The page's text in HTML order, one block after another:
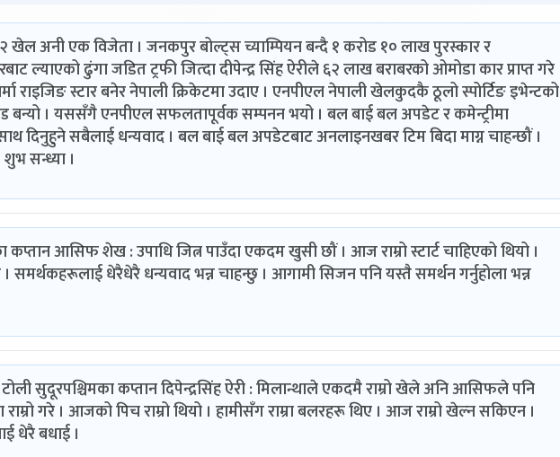
खेल अनी एक विजेता । जनकपुर बोल्ट्स च्याम्पियन बन्दै १ करोड १० लाख पुरस्कार र
ल्याएको ढुंगा जडित ट्रफी जित्दा दीपेन्द्र सिंह ऐरीले ६२ लाख बराबरको ओमोडा कार प्राप्त गरे
राइजिङ स्टार बनेर नेपाली क्रिकेटमा उदाए । एनपीएल नेपाली खेलकुदकै ठूलो स्पोर्टिङ इभेन्टको
बन्यो । यससँगै एनपीएल सफलतापूर्वक सम्पनन भयो । बल बाई बल अपडेट र कमेन्ट्रीमा
दिनुहुने सबैलाई धन्यवाद । बल बाई बल अपडेटबाट अनलाइनखबर टिम बिदा माग्न चाहन्छौं ।
सन्ध्या ।
आसिफ शेख : उपाधि जित्न पाउँदा एकदम खुसी छौं । आज राम्रो स्टार्ट चाहिएको थियो ।
समर्थकहरूलाई धेरैधेरै धन्यवाद भन्न चाहन्छु । आगाम‍ी सिजन पनि यस्तै समर्थन गर्नुहोला भन्न
सुदूरपश्चिमका कप्तान दिपेन्द्रसिंह ऐरी : मिलान्थाले एकदमै राम्रो खेले अनि आसिफले पनि
गरे । आजको पिच राम्रो थियो । हामीसँग राम्रा बलरहरू थिए । आज राम्रो खेल्न सकिएन ।
धेरै बधाई ।